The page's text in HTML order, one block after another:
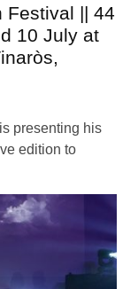
Festival || 44
10 July at
presenting his
edition to